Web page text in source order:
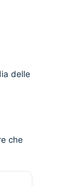
delle
che